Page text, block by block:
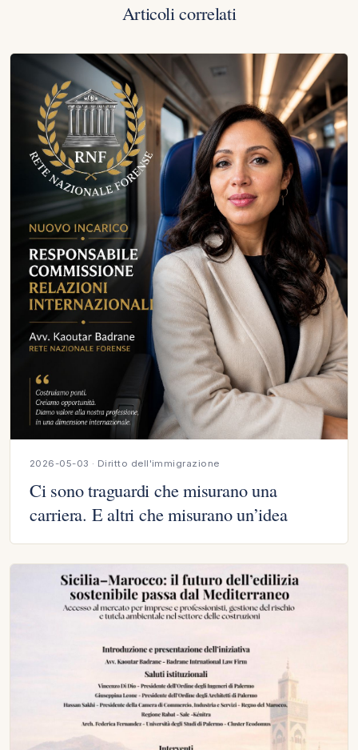
Articoli correlati
2026-05-03 · Diritto dell'immigrazione
Ci sono traguardi che misurano una
carriera. E altri che misurano un’idea